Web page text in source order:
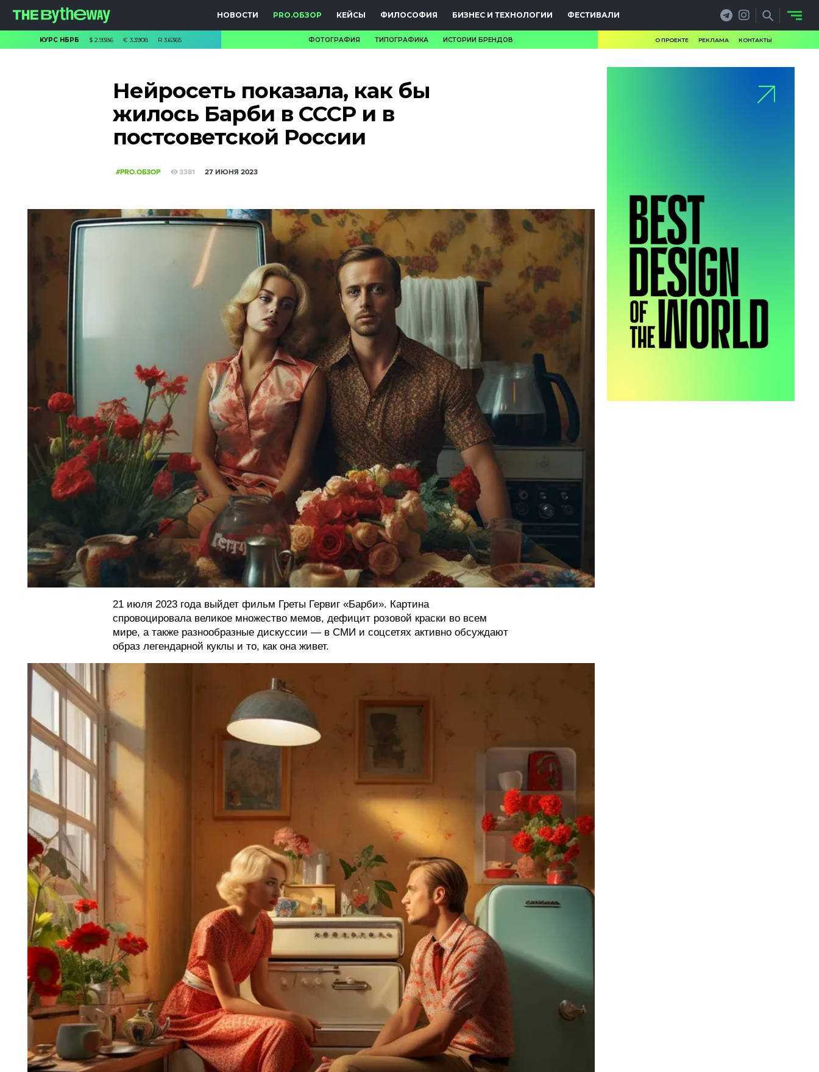
НОВОСТИ PRO.ОБЗОР КЕЙСЫ ФИЛОСОФИЯ БИЗНЕС И ТЕХНОЛОГИИ ФЕСТИВАЛИ
КУРС НБРБ $2.9386 € 3.3908 R3.6365 ФОТОГРАФИЯ ТИПОГРАФИКА ИСТОРИИ БРЕНДОВ О ПРОЕКТЕ РЕКЛАМА КОНТАКТЫ
Нейросеть показала, как бы
жилось Барби в СССР и в
постсоветской России
#PRO.ОБЗОР 3381 27 ИЮНЯ 2023
21 июля 2023 года выйдет фильм Греты Гервиг «Барби». Картина
спровоцировала великое множество мемов, дефицит розовой краски во всем
мире, а также разнообразные дискуссии — в СМИ и соцсетях активно обсуждают
образ легендарной куклы и то, как она живет.
PRO.ОБЗОР
КЕЙСЫ
ТЕХНОЛОГИИ
ФЕСТИВАЛИ
ФОТОГРАФИЯ
ТИПОГРАФИКА
ИСТОРИИ БРЕНДОВ
О ПРОЕКТЕ
РЕКЛАМА
КОНТАКТЫ